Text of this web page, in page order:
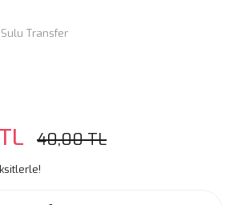
Transfer
40,00 TL